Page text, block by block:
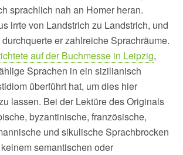
sprachlich nah an Homer heran.
irrte von Landstrich zu Landstrich, und
er zahlreiche Sprachräume.
auf der Buchmesse in Leipzig,
Sprachen in ein sizilianisch
überführt hat, um dies hier
lassen. Bei der Lektüre des Originals
byzantinische, französische,
und sikulische Sprachbrocken
semantischen oder